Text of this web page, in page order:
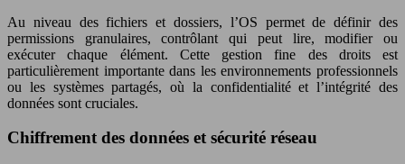
Au niveau des fichiers et dossiers, l’OS permet de définir des
permissions granulaires, contrôlant qui peut lire, modifier ou
exécuter chaque élément. Cette gestion fine des droits est
particulièrement importante dans les environnements professionnels
ou les systèmes partagés, où la confidentialité et l’intégrité des
données sont cruciales.
Chiffrement des données et sécurité réseau